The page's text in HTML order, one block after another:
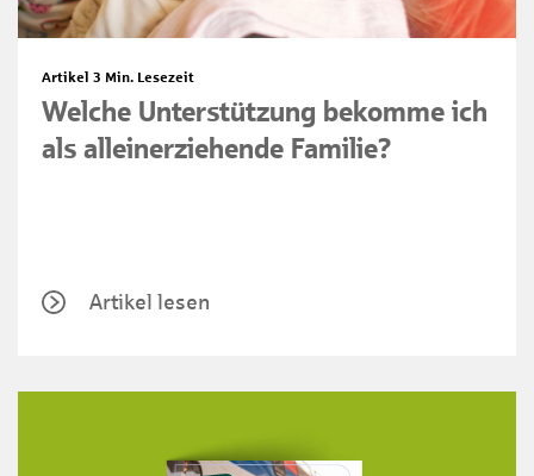
Artikel 3 Min. Lesezeit
Welche Unterstützung bekomme ich
als alleinerziehende Familie?
Artikel lesen